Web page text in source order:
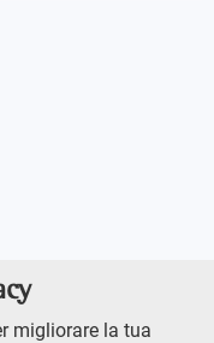
migliorare la tua